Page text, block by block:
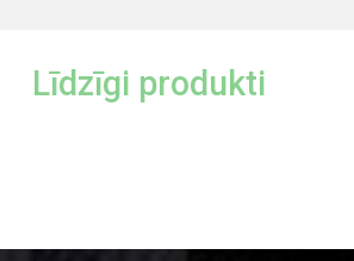
Līdzīgi produkti